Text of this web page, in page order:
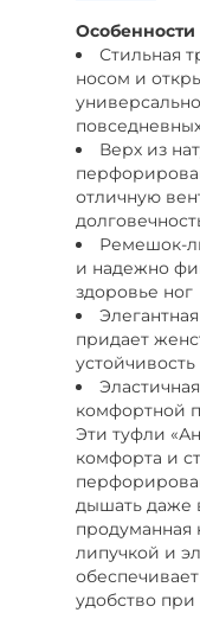
Особенности
Стильная
носом и
Верх из
отличную
Ремешок-
и надежно
здоровье ног
придает
устойчивость
комфортной
Эти туфли
комфорта и
дышать даже
продуманная
липучкой и
удобство при